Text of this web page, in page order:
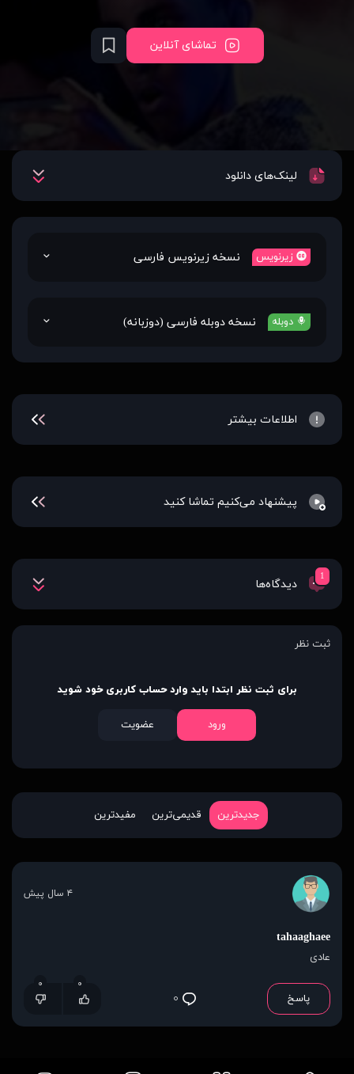
تماشای آنلاین
لینک‌های دانلود
زیرنویس نسخه زیرنویس فارسی
دوبله نسخه دوبله فارسی (دوزبانه)
اطلاعات بیشتر
پیشنهاد می‌کنیم تماشا کنید
1
دیدگاه‌ها
ثبت نظر
برای ثبت نظر ابتدا باید وارد حساب کاربری خود شوید
ورود عضویت
جدیدترین قدیمی‌ترین مفیدترین
tahaaghaee
عادی
پاسخ ۰
۰ ۰
۴ سال پیش